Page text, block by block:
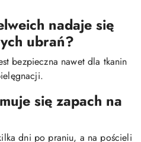
nadaje się
ubrań?
bezpieczna nawet dla tkanin
się zapach na
dni po praniu, a na pościeli